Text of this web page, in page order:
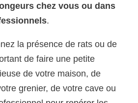
chez vous ou dans
.
la présence de rats ou de
de faire une petite
de votre maison, de
grenier, de votre cave ou